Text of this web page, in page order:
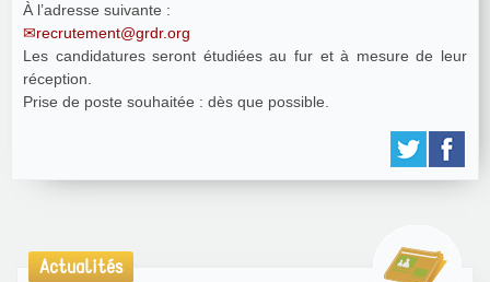
À l’adresse suivante :
recrutement@grdr.org
Les candidatures seront étudiées au fur et à mesure de leur
réception.
Prise de poste souhaitée : dès que possible.
Actualités